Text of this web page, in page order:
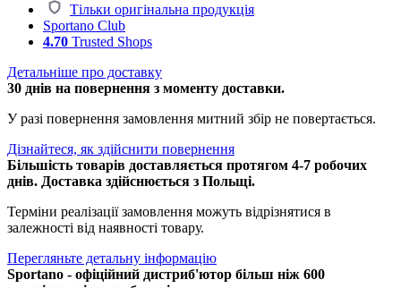
Тільки оригінальна продукція
Sportano Club
4.70 Trusted Shops
Детальніше про доставку
30 днів на повернення з моменту доставки.
У разі повернення замовлення митний збір не повертається.
Дізнайтеся, як здійснити повернення
Більшість товарів доставляється протягом 4-7 робочих
днів. Доставка здійснюється з Польщі.
Терміни реалізації замовлення можуть відрізнятися в
залежності від наявності товару.
Перегляньте детальну інформацію
Sportano - офіційний дистриб'ютор більш ніж 600